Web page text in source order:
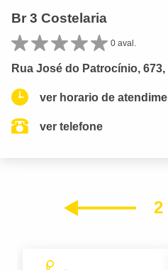
Br 3 Costelaria
0 aval.
Rua José do Patrocínio,
ver horario de
ver telefone
2